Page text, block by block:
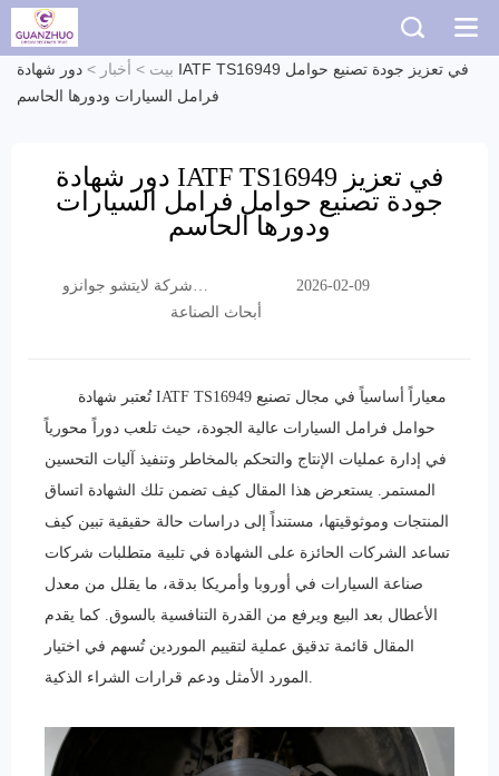
بيت > أخبار > دور شهادة IATF TS16949 في تعزيز جودة تصنيع حوامل
فرامل السيارات ودورها الحاسم
دور شهادة IATF TS16949 في تعزيز
جودة تصنيع حوامل فرامل السيارات
ودورها الحاسم
شركة لايتشو جوانزو
التجارية المحدودة
2026-02-09
أبحاث الصناعة
تُعتبر شهادة IATF TS16949 معياراً أساسياً في مجال تصنيع
حوامل فرامل السيارات عالية الجودة، حيث تلعب دوراً محورياً
في إدارة عمليات الإنتاج والتحكم بالمخاطر وتنفيذ آليات التحسين
المستمر. يستعرض هذا المقال كيف تضمن تلك الشهادة اتساق
المنتجات وموثوقيتها، مستنداً إلى دراسات حالة حقيقية تبين كيف
تساعد الشركات الحائزة على الشهادة في تلبية متطلبات شركات
صناعة السيارات في أوروبا وأمريكا بدقة، ما يقلل من معدل
الأعطال بعد البيع ويرفع من القدرة التنافسية بالسوق. كما يقدم
المقال قائمة تدقيق عملية لتقييم الموردين تُسهم في اختيار
المورد الأمثل ودعم قرارات الشراء الذكية.